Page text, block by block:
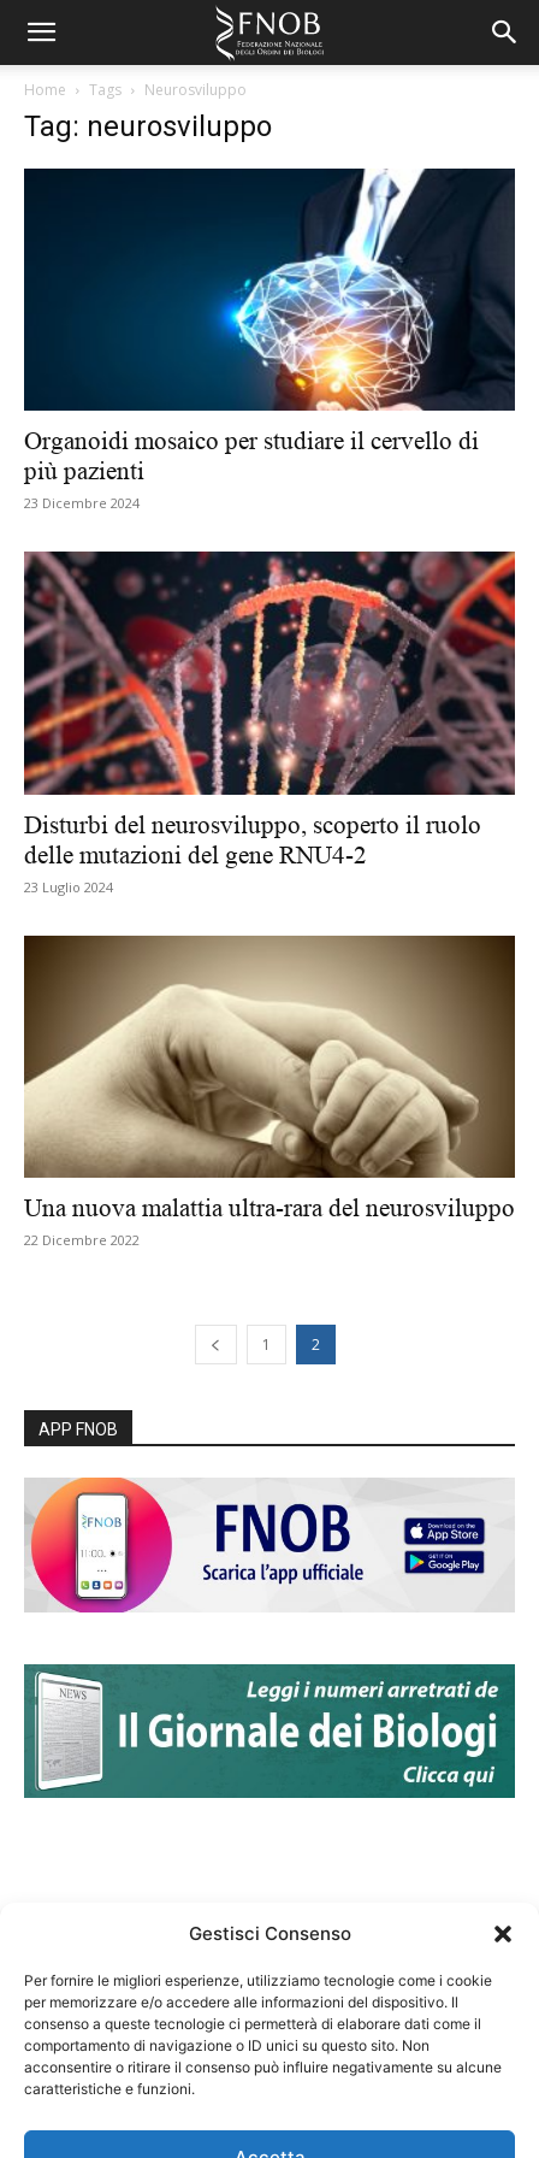
Gestisci Consenso
Per fornire le migliori esperienze, utilizziamo tecnologie come i cookie
per memorizzare e/o accedere alle informazioni del dispositivo. Il
consenso a queste tecnologie ci permetterà di elaborare dati come il
comportamento di navigazione o ID unici su questo sito. Non
acconsentire o ritirare il consenso può influire negativamente su alcune
caratteristiche e funzioni.
Home Tags Neurosviluppo
Tag: neurosviluppo
Organoidi mosaico per studiare il cervello di
più pazienti
23 Dicembre 2024
Disturbi del neurosviluppo, scoperto il ruolo
delle mutazioni del gene RNU4-2
23 Luglio 2024
Una nuova malattia ultra-rara del neurosviluppo
22 Dicembre 2022
1 2
APP FNOB
Federazione Nazionale Degli Ordini dei Biologi:
codice fiscale 80069130583
Responsabile sito internet www.fnob.it: Vincenzo